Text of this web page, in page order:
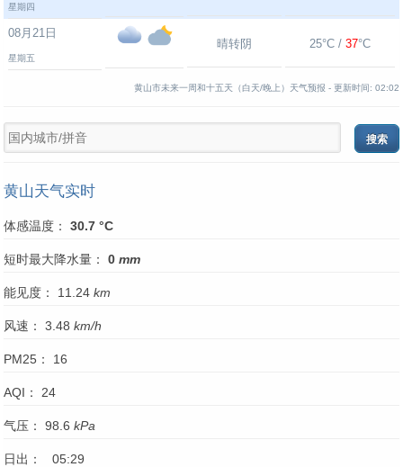
星期四
08月21日
星期五
晴转阴 25°C / 37°C
黄山市未来一周和十五天（白天/晚上）天气预报 - 更新时间: 02:02
黄山天气实时
体感温度： 30.7 °C
短时最大降水量： 0 mm
能见度： 11.24 km
风速： 3.48 km/h
PM25： 16
AQI： 24
气压： 98.6 kPa
日出： 05:29